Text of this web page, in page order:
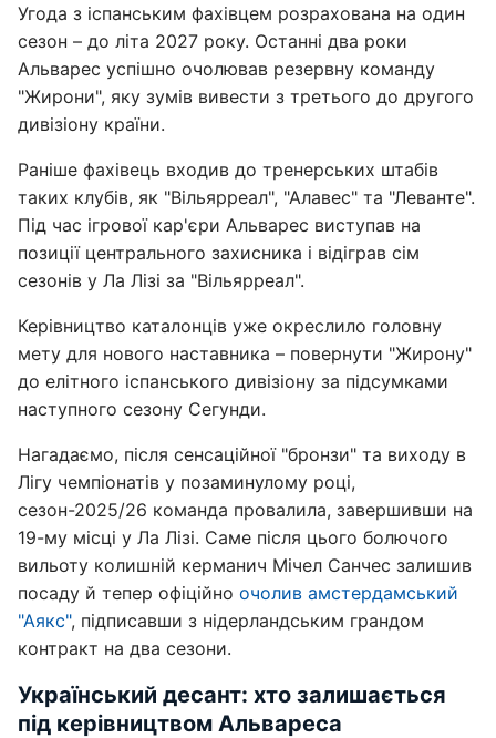
Угода з іспанським фахівцем розрахована на один
сезон – до літа 2027 року. Останні два роки
Альварес успішно очолював резервну команду
"Жирони", яку зумів вивести з третього до другого
дивізіону країни.
Раніше фахівець входив до тренерських штабів
таких клубів, як "Вільярреал", "Алавес" та "Леванте".
Під час ігрової кар'єри Альварес виступав на
позиції центрального захисника і відіграв сім
сезонів у Ла Лізі за "Вільярреал".
Керівництво каталонців уже окреслило головну
мету для нового наставника – повернути "Жирону"
до елітного іспанського дивізіону за підсумками
наступного сезону Сегунди.
Нагадаємо, після сенсаційної "бронзи" та виходу в
Лігу чемпіонатів у позаминулому році,
сезон-2025/26 команда провалила, завершивши на
19-му місці у Ла Лізі. Саме після цього болючого
вильоту колишній керманич Мічел Санчес залишив
посаду й тепер офіційно очолив амстердамський
"Аякс", підписавши з нідерландським грандом
контракт на два сезони.
Український десант: хто залишається
під керівництвом Альвареса